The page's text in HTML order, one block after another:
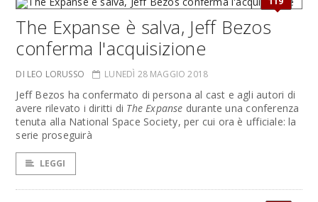
The Expanse è salva, Jeff Bezos
conferma l'acquisizione
DI LEO LORUSSO LUNEDÌ 28 MAGGIO 2018
Jeff Bezos ha confermato di persona al cast e agli autori di
avere rilevato i diritti di The Expanse durante una conferenza
tenuta alla National Space Society, per cui ora è ufficiale: la
serie proseguirà
LEGGI